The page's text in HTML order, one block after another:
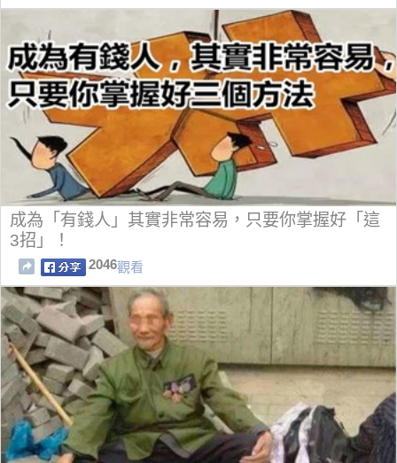
成為「有錢人」其實非常容易，只要你掌握好「這
3招」！
2046觀看